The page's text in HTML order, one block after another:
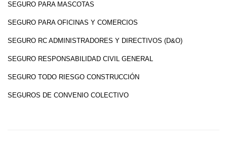
SEGURO PARA MASCOTAS
SEGURO PARA OFICINAS Y COMERCIOS
SEGURO RC ADMINISTRADORES Y DIRECTIVOS (D&O)
SEGURO RESPONSABILIDAD CIVIL GENERAL
SEGURO TODO RIESGO CONSTRUCCIÓN
SEGUROS DE CONVENIO COLECTIVO